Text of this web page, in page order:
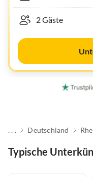
. . . Deutschland
Typische